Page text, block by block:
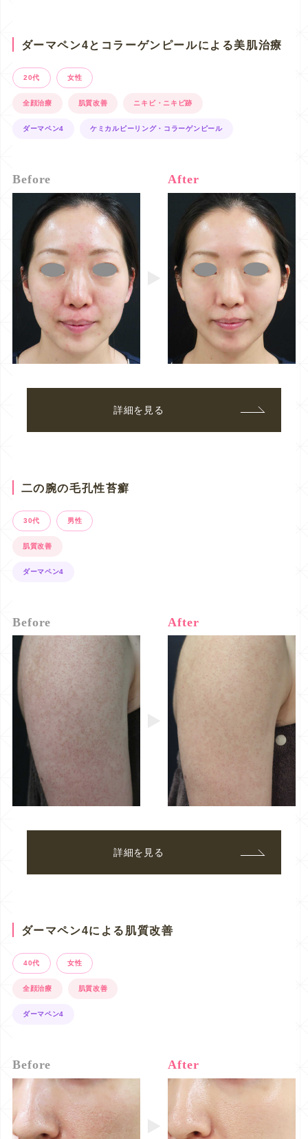
ダーマペン4とコラーゲンピールによる美肌治療
20代 女性
全顔治療 肌質改善 ニキビ・ニキビ跡
ダーマペン4 ケミカルピーリング・コラーゲンピール
Before After
詳細を見る
二の腕の毛孔性苔癬
30代 男性
肌質改善
ダーマペン4
Before After
詳細を見る
ダーマペン4による肌質改善
40代 女性
全顔治療 肌質改善
ダーマペン4
Before After